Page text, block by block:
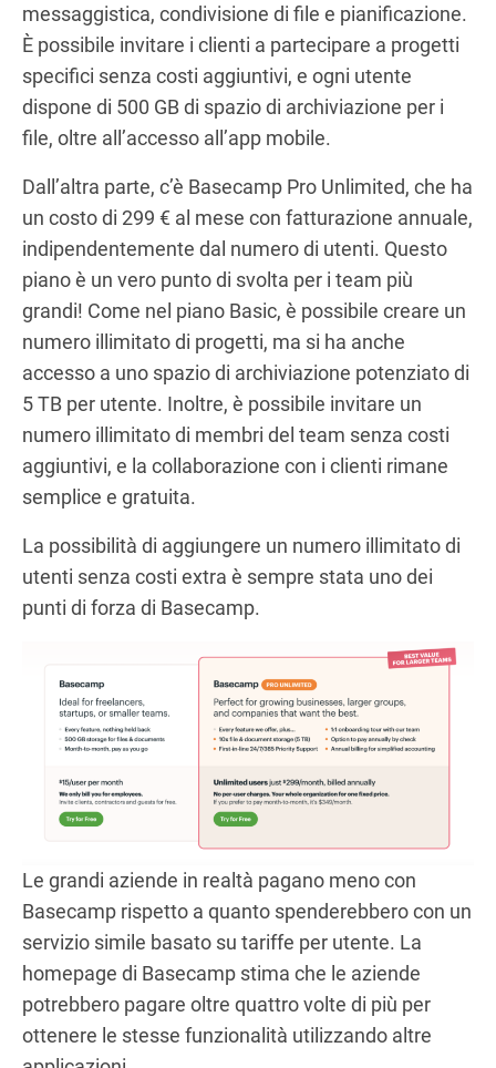
messaggistica, condivisione di file e pianificazione.
È possibile invitare i clienti a partecipare a progetti
specifici senza costi aggiuntivi, e ogni utente
dispone di 500 GB di spazio di archiviazione per i
file, oltre all’accesso all’app mobile.
Dall’altra parte, c’è Basecamp Pro Unlimited, che ha
un costo di 299 € al mese con fatturazione annuale,
indipendentemente dal numero di utenti. Questo
piano è un vero punto di svolta per i team più
grandi! Come nel piano Basic, è possibile creare un
numero illimitato di progetti, ma si ha anche
accesso a uno spazio di archiviazione potenziato di
5 TB per utente. Inoltre, è possibile invitare un
numero illimitato di membri del team senza costi
aggiuntivi, e la collaborazione con i clienti rimane
semplice e gratuita.
La possibilità di aggiungere un numero illimitato di
utenti senza costi extra è sempre stata uno dei
punti di forza di Basecamp.
Le grandi aziende in realtà pagano meno con
Basecamp rispetto a quanto spenderebbero con un
servizio simile basato su tariffe per utente. La
homepage di Basecamp stima che le aziende
potrebbero pagare oltre quattro volte di più per
ottenere le stesse funzionalità utilizzando altre